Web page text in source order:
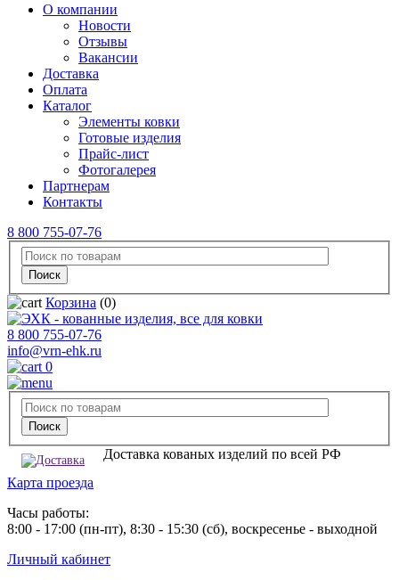
О компании
Новости
Отзывы
Вакансии
Доставка
Оплата
Каталог
Элементы ковки
Готовые изделия
Прайс-лист
Фотогалерея
Партнерам
Контакты
8 800 755-07-76
Корзина (0)
8 800 755-07-76
info@vrn-ehk.ru
0
Доставка кованых изделий по всей РФ
Карта проезда
Часы работы:
8:00 - 17:00 (пн-пт), 8:30 - 15:30 (сб), воскресенье - выходной
Личный кабинет